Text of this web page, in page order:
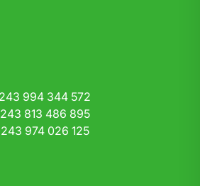
994 344 572
813 486 895
974 026 125